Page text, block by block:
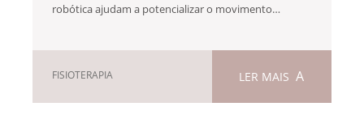
robótica ajudam a potencializar o movimento…
FISIOTERAPIA LER MAIS